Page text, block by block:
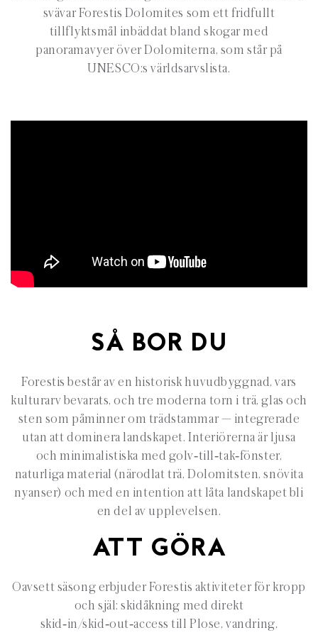
svävar Forestis Dolomites som ett fridfullt
tillflyktsmål inbäddat bland skogar med
panoramavyer över Dolomiterna, som står på
UNESCO:s världsarvslista.
SÅ BOR DU
Forestis består av en historisk huvudbyggnad, vars
kulturarv bevarats, och tre moderna torn i trä, glas och
sten som påminner om trädstammar — integrerade
utan att dominera landskapet. Interiörerna är ljusa
och minimalistiska med golv‑till‑tak‑fönster,
naturliga material (närodlat trä, Dolomitsten, snövita
nyanser) och med en intention att låta landskapet bli
en del av upplevelsen.
ATT GÖRA
Oavsett säsong erbjuder Forestis aktiviteter för kropp
och själ: skidåkning med direkt
skid‑in/skid‑out‑access till Plose, vandring,